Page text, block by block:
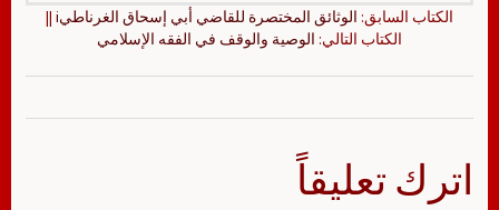
الكتاب السابق: الوثائق المختصرة للقاضي أبي إسحاق الغرناطيi ||
الكتاب التالي: الوصية والوقف في الفقه الإسلامي
اترك تعليقاً